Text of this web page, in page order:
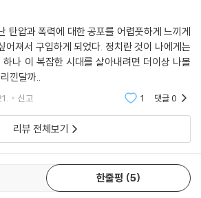
대인의 취향이 결정한다. 그리고 사람들은 원래
좋아한다.
유신의 중심이 된 조슈 번→조슈 번 사무라이
승인 요시다 쇼인
어 송하촌숙을 성지로 받들겠다면 그건 그들의
의 근원지가 되는 작은 샘물은 특별한 대접을 받
손님」중에서
고 말았네.” 이어 안도 데루조는 부하들에게 이
신’을 계속하라.”
한 청년 장교들과 그들의 사상적 지도자 기타 잇
투옥 등의 처벌을 받으며 역사의 무대에서 퇴
부하들이 ‘유신’을 계속하기를 바랬지만 그의
도 데루조의 유언과도 같은 말에서 ‘유신’은 우
이 아니라, 국가와 민족을 위해 자신(과 타인)
강력한 운동이자 관념임을 알 수 있다.
나라다: 제 목숨이 먼저인, 유신 지사를 흉내낸
탄압과 폭력에 대한 공포를 어렵풋하게 느끼게
어져서 구입하게 되었다. 정치란 것이 나에게는
나 이 복잡한 시대를 살아내려면 더이상 나몰
낀달까..
신고 1 댓글0
리뷰 전체보기
한줄평 5